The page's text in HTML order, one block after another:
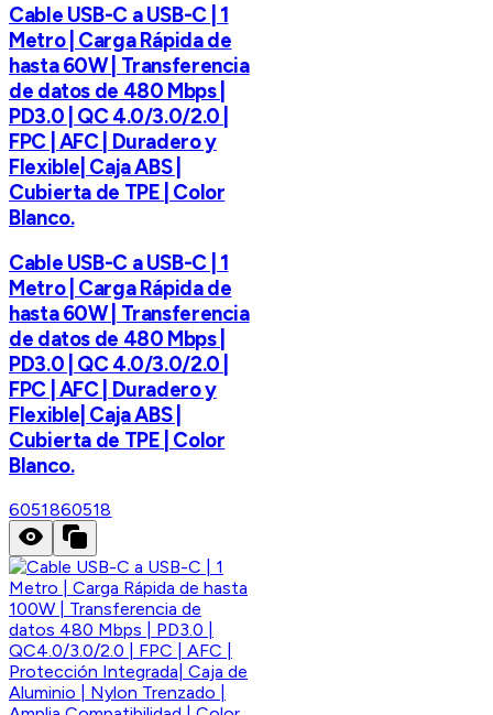
Cable USB-C a USB-C | 1
Metro | Carga Rápida de
hasta 60W | Transferencia
de datos de 480 Mbps |
PD3.0 | QC 4.0/3.0/2.0 |
FPC | AFC | Duradero y
Flexible| Caja ABS |
Cubierta de TPE | Color
Blanco.
Cable USB-C a USB-C | 1
Metro | Carga Rápida de
hasta 60W | Transferencia
de datos de 480 Mbps |
PD3.0 | QC 4.0/3.0/2.0 |
FPC | AFC | Duradero y
Flexible| Caja ABS |
Cubierta de TPE | Color
Blanco.
6051860518